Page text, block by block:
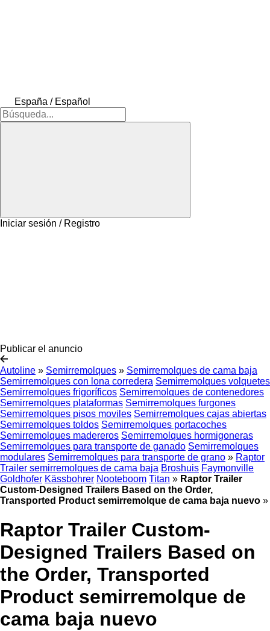
España / Español
Iniciar sesión / Registro
Publicar el anuncio
Autoline » Semirremolques » Semirremolques de cama baja
Semirremolques con lona corredera Semirremolques volquetes
Semirremolques frigoríficos Semirremolques de contenedores
Semirremolques plataformas Semirremolques furgones
Semirremolques pisos moviles Semirremolques cajas abiertas
Semirremolques toldos Semirremolques portacoches
Semirremolques madereros Semirremolques hormigoneras
Semirremolques para transporte de ganado Semirremolques
modulares Semirremolques para transporte de grano » Raptor
Trailer semirremolques de cama baja Broshuis Faymonville
Goldhofer Kässbohrer Nooteboom Titan » Raptor Trailer
Custom-Designed Trailers Based on the Order,
Transported Product semirremolque de cama baja nuevo »
Raptor Trailer Custom-
Designed Trailers Based on
the Order, Transported
Product semirremolque de
cama baja nuevo